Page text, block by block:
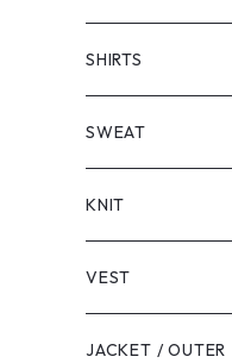
SHORT SLEEVE
LONG SLEEVE
SHIRTS
SHORT SLEEVE
LONG SLEEVE
SWEAT
KNIT
VEST
JACKET / OUTER